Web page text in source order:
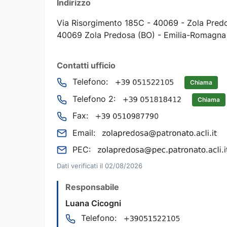
Indirizzo
Via Risorgimento 185C - 40069 - Zola
40069 Zola Predosa (BO) - Emilia-Romagna
Contatti ufficio
Telefono:
Chiama
Telefono 2: Chiama
Fax:
Email:
PEC:
Dati verificati il 02/08/2026
Responsabile
Luana Cicogni
Telefono: